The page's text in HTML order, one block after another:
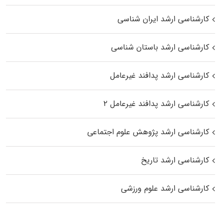
کارشناسی ارشد ایران شناسی
کارشناسی ارشد باستان شناسی
کارشناسی ارشد پدافند غیرعامل
کارشناسی ارشد پدافند غیرعامل ۲
کارشناسی ارشد پژوهش علوم اجتماعی
کارشناسی ارشد تاریخ
کارشناسی ارشد علوم ورزشی